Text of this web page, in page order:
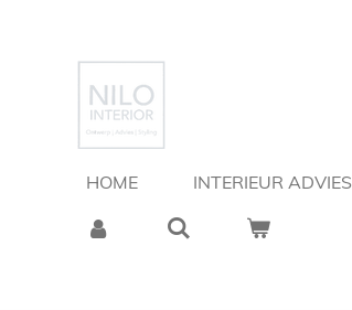
hoofdinhoud
HOME INTERIEUR ADVIES